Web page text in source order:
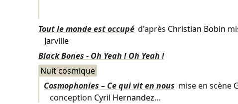
Tout le monde est occupé d'après Christian Bobin
Jarville
Black Bones - Oh Yeah ! Oh Yeah !
Nuit cosmique
Cosmophonies – Ce qui vit en nous mise en scène
conception Cyril Hernandez…